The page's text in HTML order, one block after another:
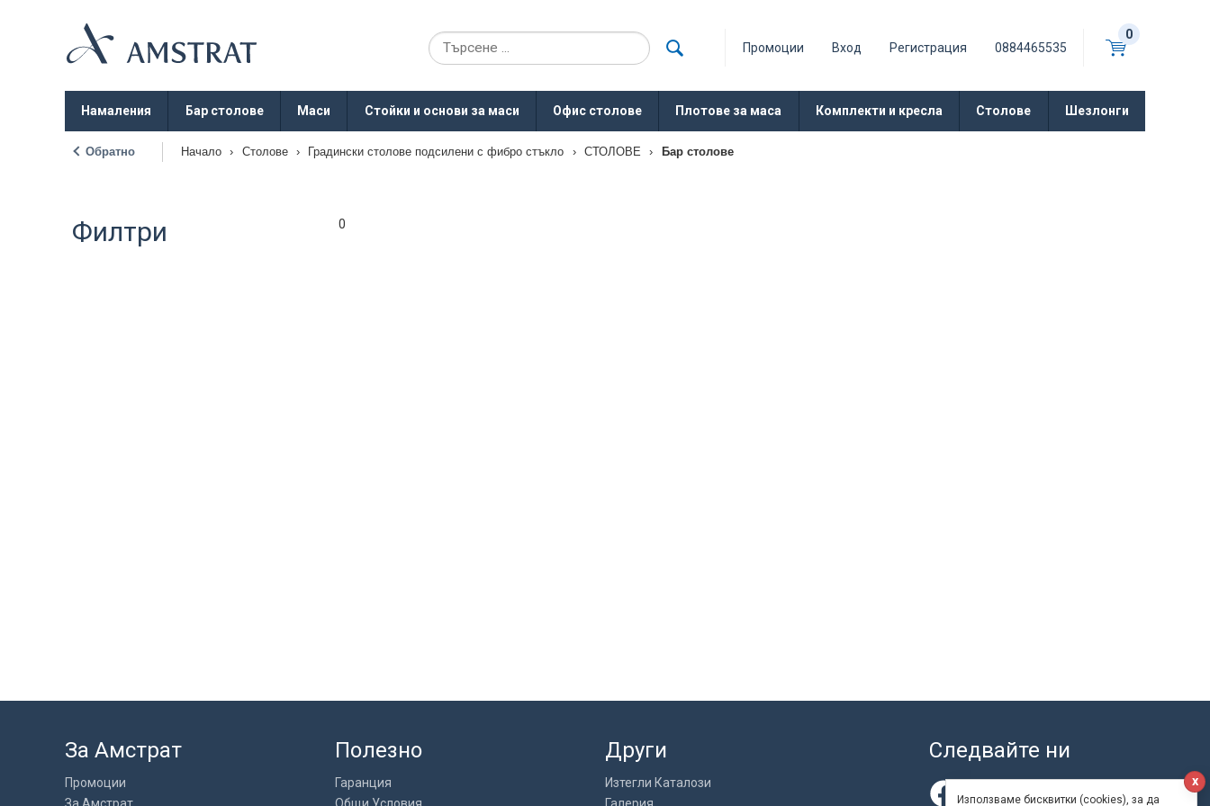
Използваме бисквитки (cookies), за да
x
0
Промоции
Вход Регистрация 0884465535
Намаления Бар столове Маси Стойки и основи за маси Офис столове Плотове за маса Комплекти и кресла Столове Шезлонги
Обратно Начало › Столове › Градински столове подсилени с фибро стъкло › СТОЛОВЕ › Бар столове
Филтри 0
За Амстрат
Промоции
Полезно
Гаранция
Други
Изтегли Каталози
Следвайте ни